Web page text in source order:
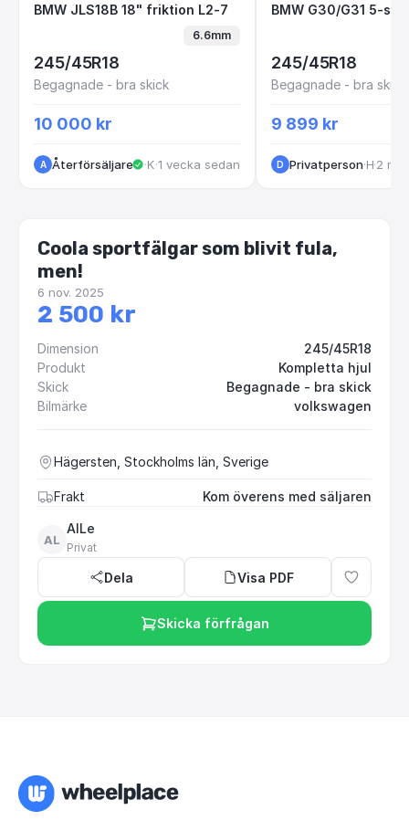
BMW JLS18B 18" friktion L2-7
BMW JLS18B 18" friktion L2-7
6.6mm
245/45R18
Begagnade - bra skick
10 000 kr
A Återförsäljare · Kungälv
·1 vecka sedan
BMW G30/G31
245/45R18
Begagnade - bra skick
9 899 kr
D Privatperson· Helsingborg
·2
Coola sportfälgar som blivit fula,
men!
6 nov. 2025
2 500 kr
Dimension
245/45R18
Produkt
Kompletta hjul
Skick
Begagnade - bra skick
Bilmärke
volkswagen
Hägersten, Stockholms län, Sverige
Frakt Kom överens med säljaren
AL
AlLe
Privat
Dela Visa PDF
Skicka förfrågan